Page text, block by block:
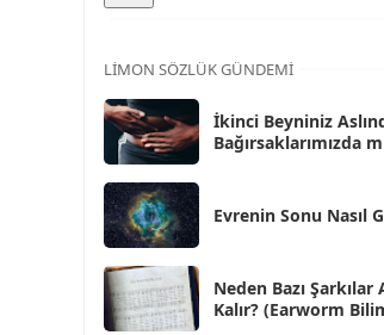
Ara 2025
Kas 2025
Eki 2025
Eyl 2025 [56]
Ağu 2025
Tem 2025
Haz 2025
May 2025 [54]
LIMON SÖZLÜK GÜNDEMI
İkinci Beyniniz
Bağırsaklarımızda
Evrenin Sonu Nasıl
Neden Bazı Şarkılar
Kalır? (Earworm